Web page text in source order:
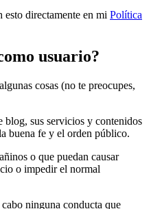
esto directamente en mi Política
usuario?
cosas (no te preocupes,
blog, sus servicios y contenidos
buena fe y el orden público.
o que puedan causar
o impedir el normal
ninguna conducta que